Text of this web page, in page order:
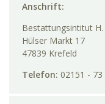
Anschrift:
Bestattungsintitut
Hülser Markt 17
47839 Krefeld
Telefon: 02151 - 73